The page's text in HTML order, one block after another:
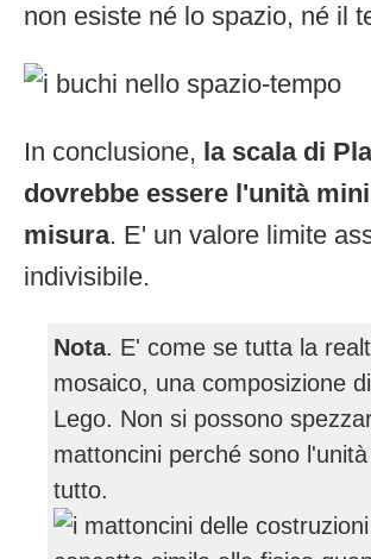
non esiste né lo spazio, né il
In conclusione, la scala di
dovrebbe essere l'unità
misura. E' un valore limite
indivisibile.
Nota. E' come se tutta la
mosaico, una composizione
Lego. Non si possono
mattoncini perché sono
tutto.